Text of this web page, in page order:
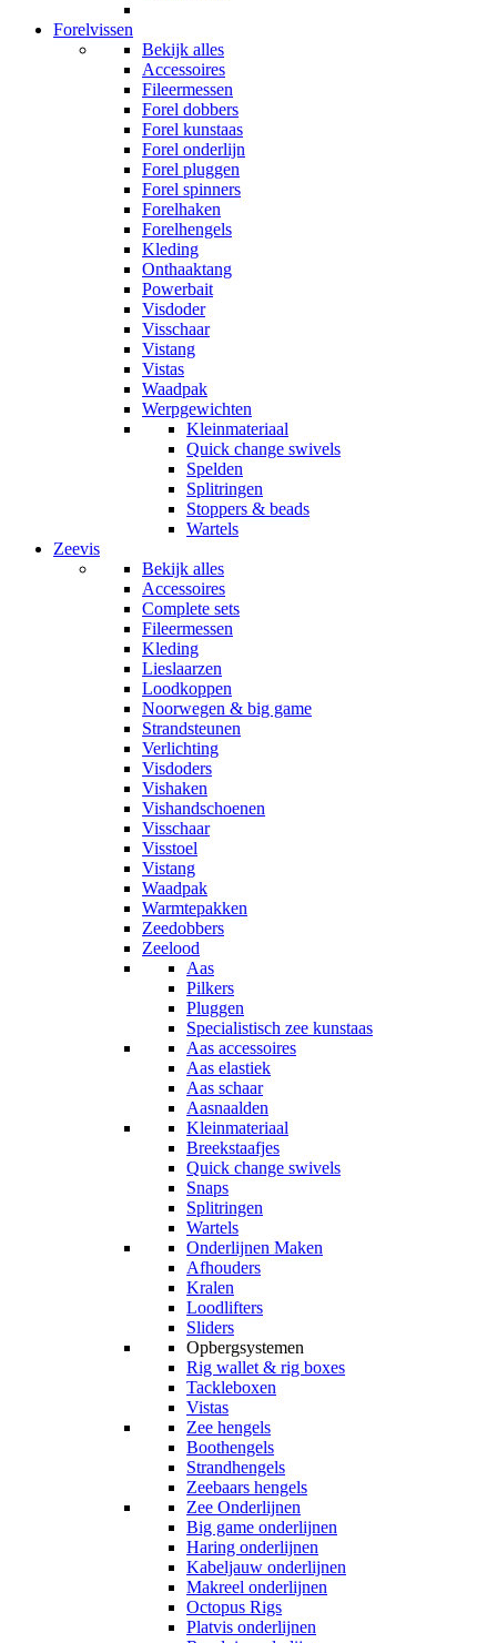
Forelvissen
Bekijk alles
Accessoires
Fileermessen
Forel dobbers
Forel kunstaas
Forel onderlijn
Forel pluggen
Forel spinners
Forelhaken
Forelhengels
Kleding
Onthaaktang
Powerbait
Visdoder
Visschaar
Vistang
Vistas
Waadpak
Werpgewichten
Kleinmateriaal
Quick change swivels
Spelden
Splitringen
Stoppers & beads
Wartels
Zeevis
Bekijk alles
Accessoires
Complete sets
Fileermessen
Kleding
Lieslaarzen
Loodkoppen
Noorwegen & big game
Strandsteunen
Verlichting
Visdoders
Vishaken
Vishandschoenen
Visschaar
Visstoel
Vistang
Waadpak
Warmtepakken
Zeedobbers
Zeelood
Aas
Pilkers
Pluggen
Specialistisch zee kunstaas
Aas accessoires
Aas elastiek
Aas schaar
Aasnaalden
Kleinmateriaal
Breekstaafjes
Quick change swivels
Snaps
Splitringen
Wartels
Onderlijnen Maken
Afhouders
Kralen
Loodlifters
Sliders
Opbergsystemen
Rig wallet & rig boxes
Tackleboxen
Vistas
Zee hengels
Boothengels
Strandhengels
Zeebaars hengels
Zee Onderlijnen
Big game onderlijnen
Haring onderlijnen
Kabeljauw onderlijnen
Makreel onderlijnen
Octopus Rigs
Platvis onderlijnen